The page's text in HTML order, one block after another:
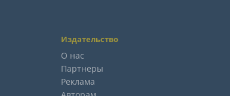
Издательство
О нас
Партнеры
Реклама